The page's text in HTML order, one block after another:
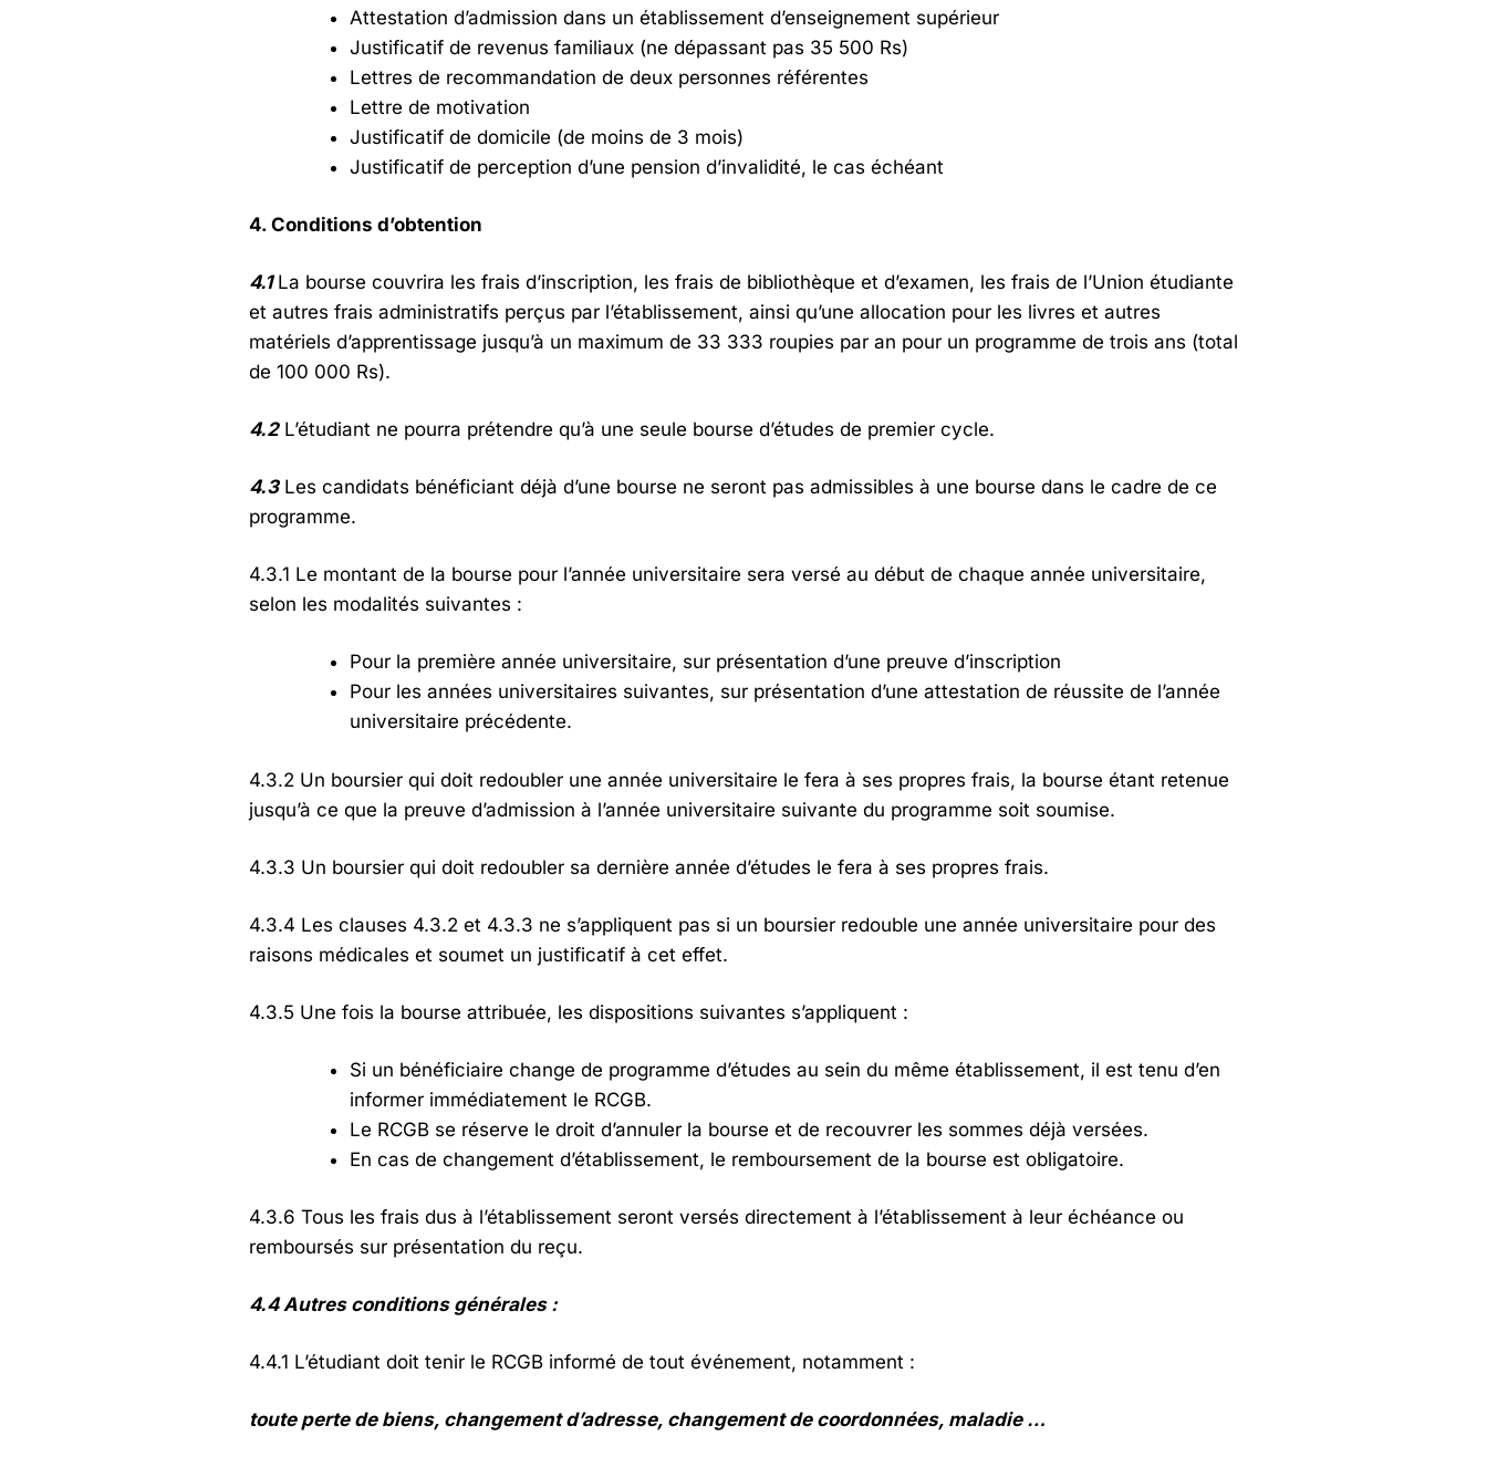
Attestation d’admission dans un établissement d’enseignement supérieur
Justificatif de revenus familiaux (ne dépassant pas 35 500 Rs)
Lettres de recommandation de deux personnes référentes
Lettre de motivation
Justificatif de domicile (de moins de 3 mois)
Justificatif de perception d’une pension d’invalidité, le cas échéant
4. Conditions d’obtention
4.1La bourse couvrira les frais d’inscription, les frais de bibliothèque et d’examen, les frais de l’Union étudiante
et autres frais administratifs perçus par l’établissement, ainsi qu’une allocation pour les livres et autres
matériels d’apprentissage jusqu’à un maximum de 33 333 roupies par an pour un programme de trois ans (total
de 100 000 Rs).
4.2L’étudiant ne pourra prétendre qu’à une seule bourse d’études de premier cycle.
4.3Les candidats bénéficiant déjà d’une bourse ne seront pas admissibles à une bourse dans le cadre de ce
programme.
4.3.1 Le montant de la bourse pour l’année universitaire sera versé au début de chaque année universitaire,
selon les modalités suivantes :
Pour la première année universitaire, sur présentation d’une preuve d’inscription
Pour les années universitaires suivantes, sur présentation d’une attestation de réussite de l’année
universitaire précédente.
4.3.2 Un boursier qui doit redoubler une année universitaire le fera à ses propres frais, la bourse étant retenue
jusqu’à ce que la preuve d’admission à l’année universitaire suivante du programme soit soumise.
4.3.3 Un boursier qui doit redoubler sa dernière année d’études le fera à ses propres frais.
4.3.4 Les clauses 4.3.2 et 4.3.3 ne s’appliquent pas si un boursier redouble une année universitaire pour des
raisons médicales et soumet un justificatif à cet effet.
4.3.5 Une fois la bourse attribuée, les dispositions suivantes s’appliquent :
Si un bénéficiaire change de programme d’études au sein du même établissement, il est tenu d’en
informer immédiatement le RCGB.
Le RCGB se réserve le droit d’annuler la bourse et de recouvrer les sommes déjà versées.
En cas de changement d’établissement, le remboursement de la bourse est obligatoire.
4.3.6 Tous les frais dus à l’établissement seront versés directement à l’établissement à leur échéance ou
remboursés sur présentation du reçu.
4.4 Autres conditions générales :
4.4.1 L’étudiant doit tenir le RCGB informé de tout événement, notamment :
toute perte de biens, changement d’adresse, changement de coordonnées, maladie …